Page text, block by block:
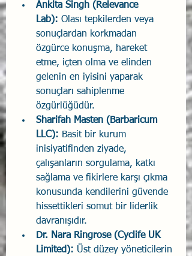
Ankita Singh (Relevance
Lab): Olası tepkilerden veya
sonuçlardan korkmadan
özgürce konuşma, hareket
etme, içten olma ve elinden
gelenin en iyisini yaparak
sonuçları sahiplenme
özgürlüğüdür.
Sharifah Masten (Barbaricum
LLC): Basit bir kurum
inisiyatifinden ziyade,
çalışanların sorgulama, katkı
sağlama ve fikirlere karşı çıkma
konusunda kendilerini güvende
hissettikleri somut bir liderlik
davranışıdır.
Dr. Nara Ringrose (Cyclife UK
Limited): Üst düzey yöneticilerin